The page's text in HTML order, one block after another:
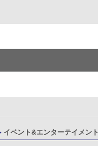
イベント&エンターテイメント